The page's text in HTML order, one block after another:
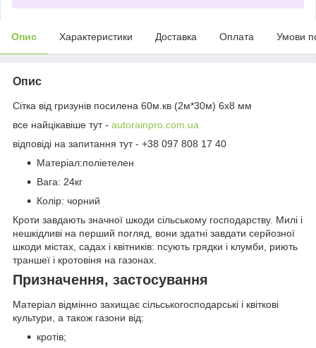
Опис Характеристики Доставка Оплата Умови
Опис
Сітка від гризунів посилена 60м.кв (2м*30м) 6х8 мм
все найцікавіше тут - autorainpro.com.ua
відповіді на запитання тут - +38 097 808 17 40
Матеріал:поліетелен
Вага: 24кг
Колір: чорний
Кроти завдають значної шкоди сільському господарству. Милі і
нешкідливі на перший погляд, вони здатні завдати серйозної
шкоди містах, садах і квітників: псують грядки і клумби, риють
траншеї і кротовіня на газонах.
Призначення, застосування
Матеріал відмінно захищає сільськогосподарські і квіткові
культури, а також газони від:
кротів;